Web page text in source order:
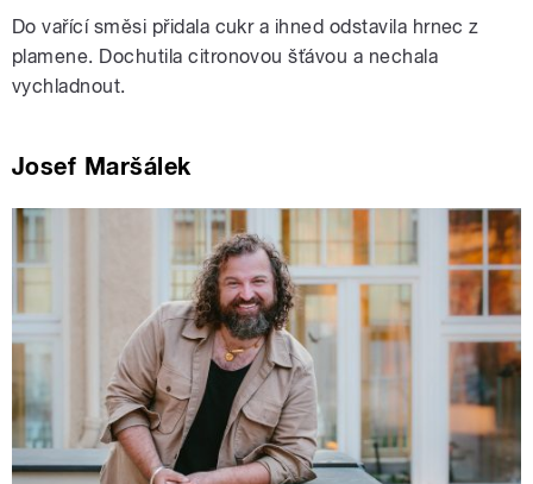
Do vařící směsi přidala cukr a ihned odstavila hrnec z
plamene. Dochutila citronovou šťávou a nechala
vychladnout.
Josef Maršálek